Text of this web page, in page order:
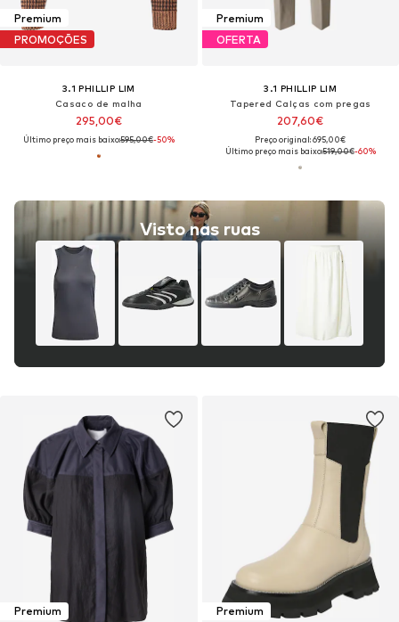
Premium
PROMOÇÕES
3.1 PHILLIP LIM
Casaco de malha
295,00€
Último preço mais baixo:595,00€-50%
Visto nas ruas
Premium
OFERTA
3.1 PHILLIP LIM
Tapered Calças com pregas
207,60€
Preço original: 695,00€
Último preço mais baixo:519,00€-60%
Premium Premium